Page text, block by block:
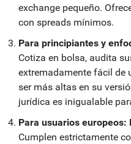
exchange pequeño.
con spreads mínimos.
Para principiantes y
Cotiza en bolsa, audita
extremadamente fácil de
ser más altas en su
jurídica es inigualable
Para usuarios europeos:
Cumplen estrictamente